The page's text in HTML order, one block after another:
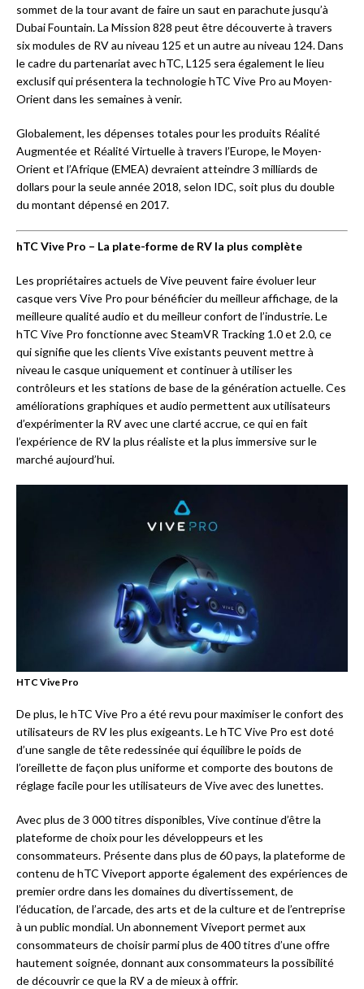
sommet de la tour avant de faire un saut en parachute jusqu’à
Dubai Fountain. La Mission 828 peut être découverte à travers
six modules de RV au niveau 125 et un autre au niveau 124. Dans
le cadre du partenariat avec hTC, L125 sera également le lieu
exclusif qui présentera la technologie hTC Vive Pro au Moyen-
Orient dans les semaines à venir.
Globalement, les dépenses totales pour les produits Réalité
Augmentée et Réalité Virtuelle à travers l’Europe, le Moyen-
Orient et l’Afrique (EMEA) devraient atteindre 3 milliards de
dollars pour la seule année 2018, selon IDC, soit plus du double
du montant dépensé en 2017.
hTC Vive Pro – La plate-forme de RV la plus complète
Les propriétaires actuels de Vive peuvent faire évoluer leur
casque vers Vive Pro pour bénéficier du meilleur affichage, de la
meilleure qualité audio et du meilleur confort de l’industrie. Le
hTC Vive Pro fonctionne avec SteamVR Tracking 1.0 et 2.0, ce
qui signifie que les clients Vive existants peuvent mettre à
niveau le casque uniquement et continuer à utiliser les
contrôleurs et les stations de base de la génération actuelle. Ces
améliorations graphiques et audio permettent aux utilisateurs
d’expérimenter la RV avec une clarté accrue, ce qui en fait
l’expérience de RV la plus réaliste et la plus immersive sur le
marché aujourd’hui.
HTC Vive Pro
De plus, le hTC Vive Pro a été revu pour maximiser le confort des
utilisateurs de RV les plus exigeants. Le hTC Vive Pro est doté
d’une sangle de tête redessinée qui équilibre le poids de
l’oreillette de façon plus uniforme et comporte des boutons de
réglage facile pour les utilisateurs de Vive avec des lunettes.
Avec plus de 3 000 titres disponibles, Vive continue d’être la
plateforme de choix pour les développeurs et les
consommateurs. Présente dans plus de 60 pays, la plateforme de
contenu de hTC Viveport apporte également des expériences de
premier ordre dans les domaines du divertissement, de
l’éducation, de l’arcade, des arts et de la culture et de l’entreprise
à un public mondial. Un abonnement Viveport permet aux
consommateurs de choisir parmi plus de 400 titres d’une offre
hautement soignée, donnant aux consommateurs la possibilité
de découvrir ce que la RV a de mieux à offrir.